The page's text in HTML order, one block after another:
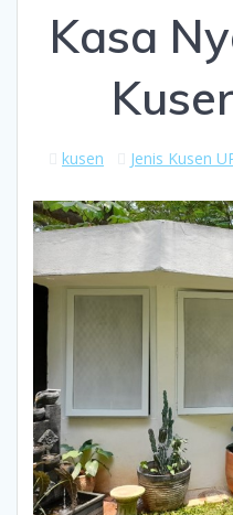
Kasa
kusen Jenis Kusen